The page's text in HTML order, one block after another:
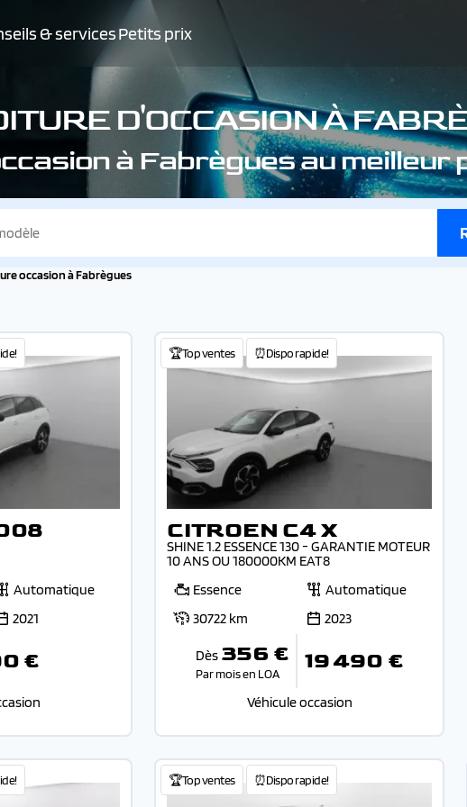
& servicesPetits prix
D'OCCASION À
à Fabrègues au meilleur
occasion à Fabrègues
Automatique
2021
€
🏆Top ventes ⏰Dispo rapide!
CITROEN C4 X
SHINE 1.2 ESSENCE 130 - GARANTIE MOTEUR
10 ANS OU 180000KM EAT8
Essence
Automatique
30722 km
2023
Dès 356 €
Par mois en LOA 19 490 €
Véhicule occasion
🏆Top ventes ⏰Dispo rapide!